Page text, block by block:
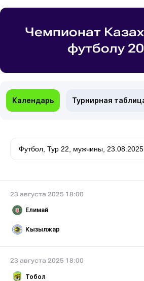
Чемпионат
футболу
Календарь Турнирная
23 августа 2025 18:00
Елимай
Кызылжар
23 августа 2025 18:00
Тобол